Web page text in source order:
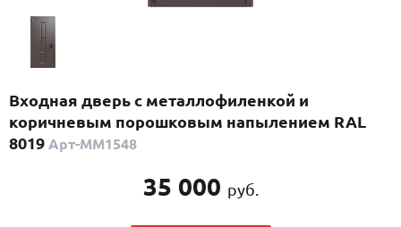
(29)
ПО НАЗНАЧЕНИЮ
ПО КОНСТРУКЦИИ
Входная дверь с металлофиленкой и
коричневым порошковым напылением RAL
8019 Арт-ММ1548
35 000 руб.